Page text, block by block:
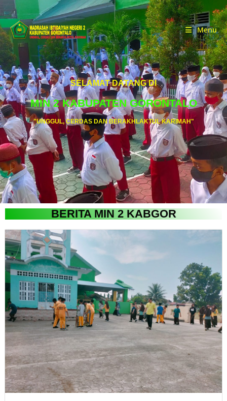
Menu
SELAMAT DATANG DI
MIN 2 KABUPATEN GORONTALO
"UNGGUL, CERDAS DAN BERAKHLAKTUL KARIMAH"
BERITA MIN 2 KABGOR